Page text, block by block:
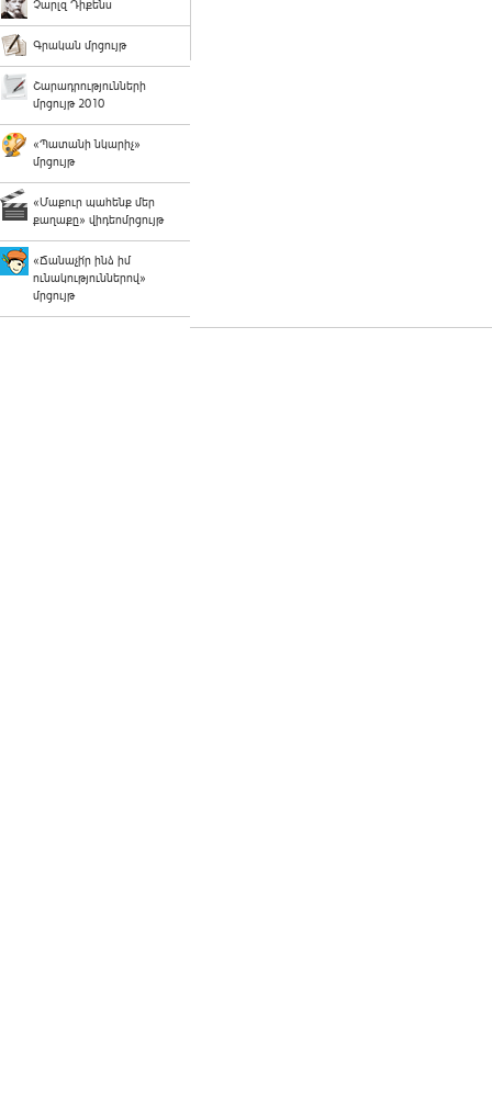
Չարլզ Դիքենս
Գրական մրցույթ
Շարադրությունների
մրցույթ 2010
«Պատանի նկարիչ»
մրցույթ
«Մաքուր պահենք մեր
քաղաքը» վիդեոմրցույթ
«Ճանաչի՛ր ինձ իմ
ունակություններով»
մրցույթ